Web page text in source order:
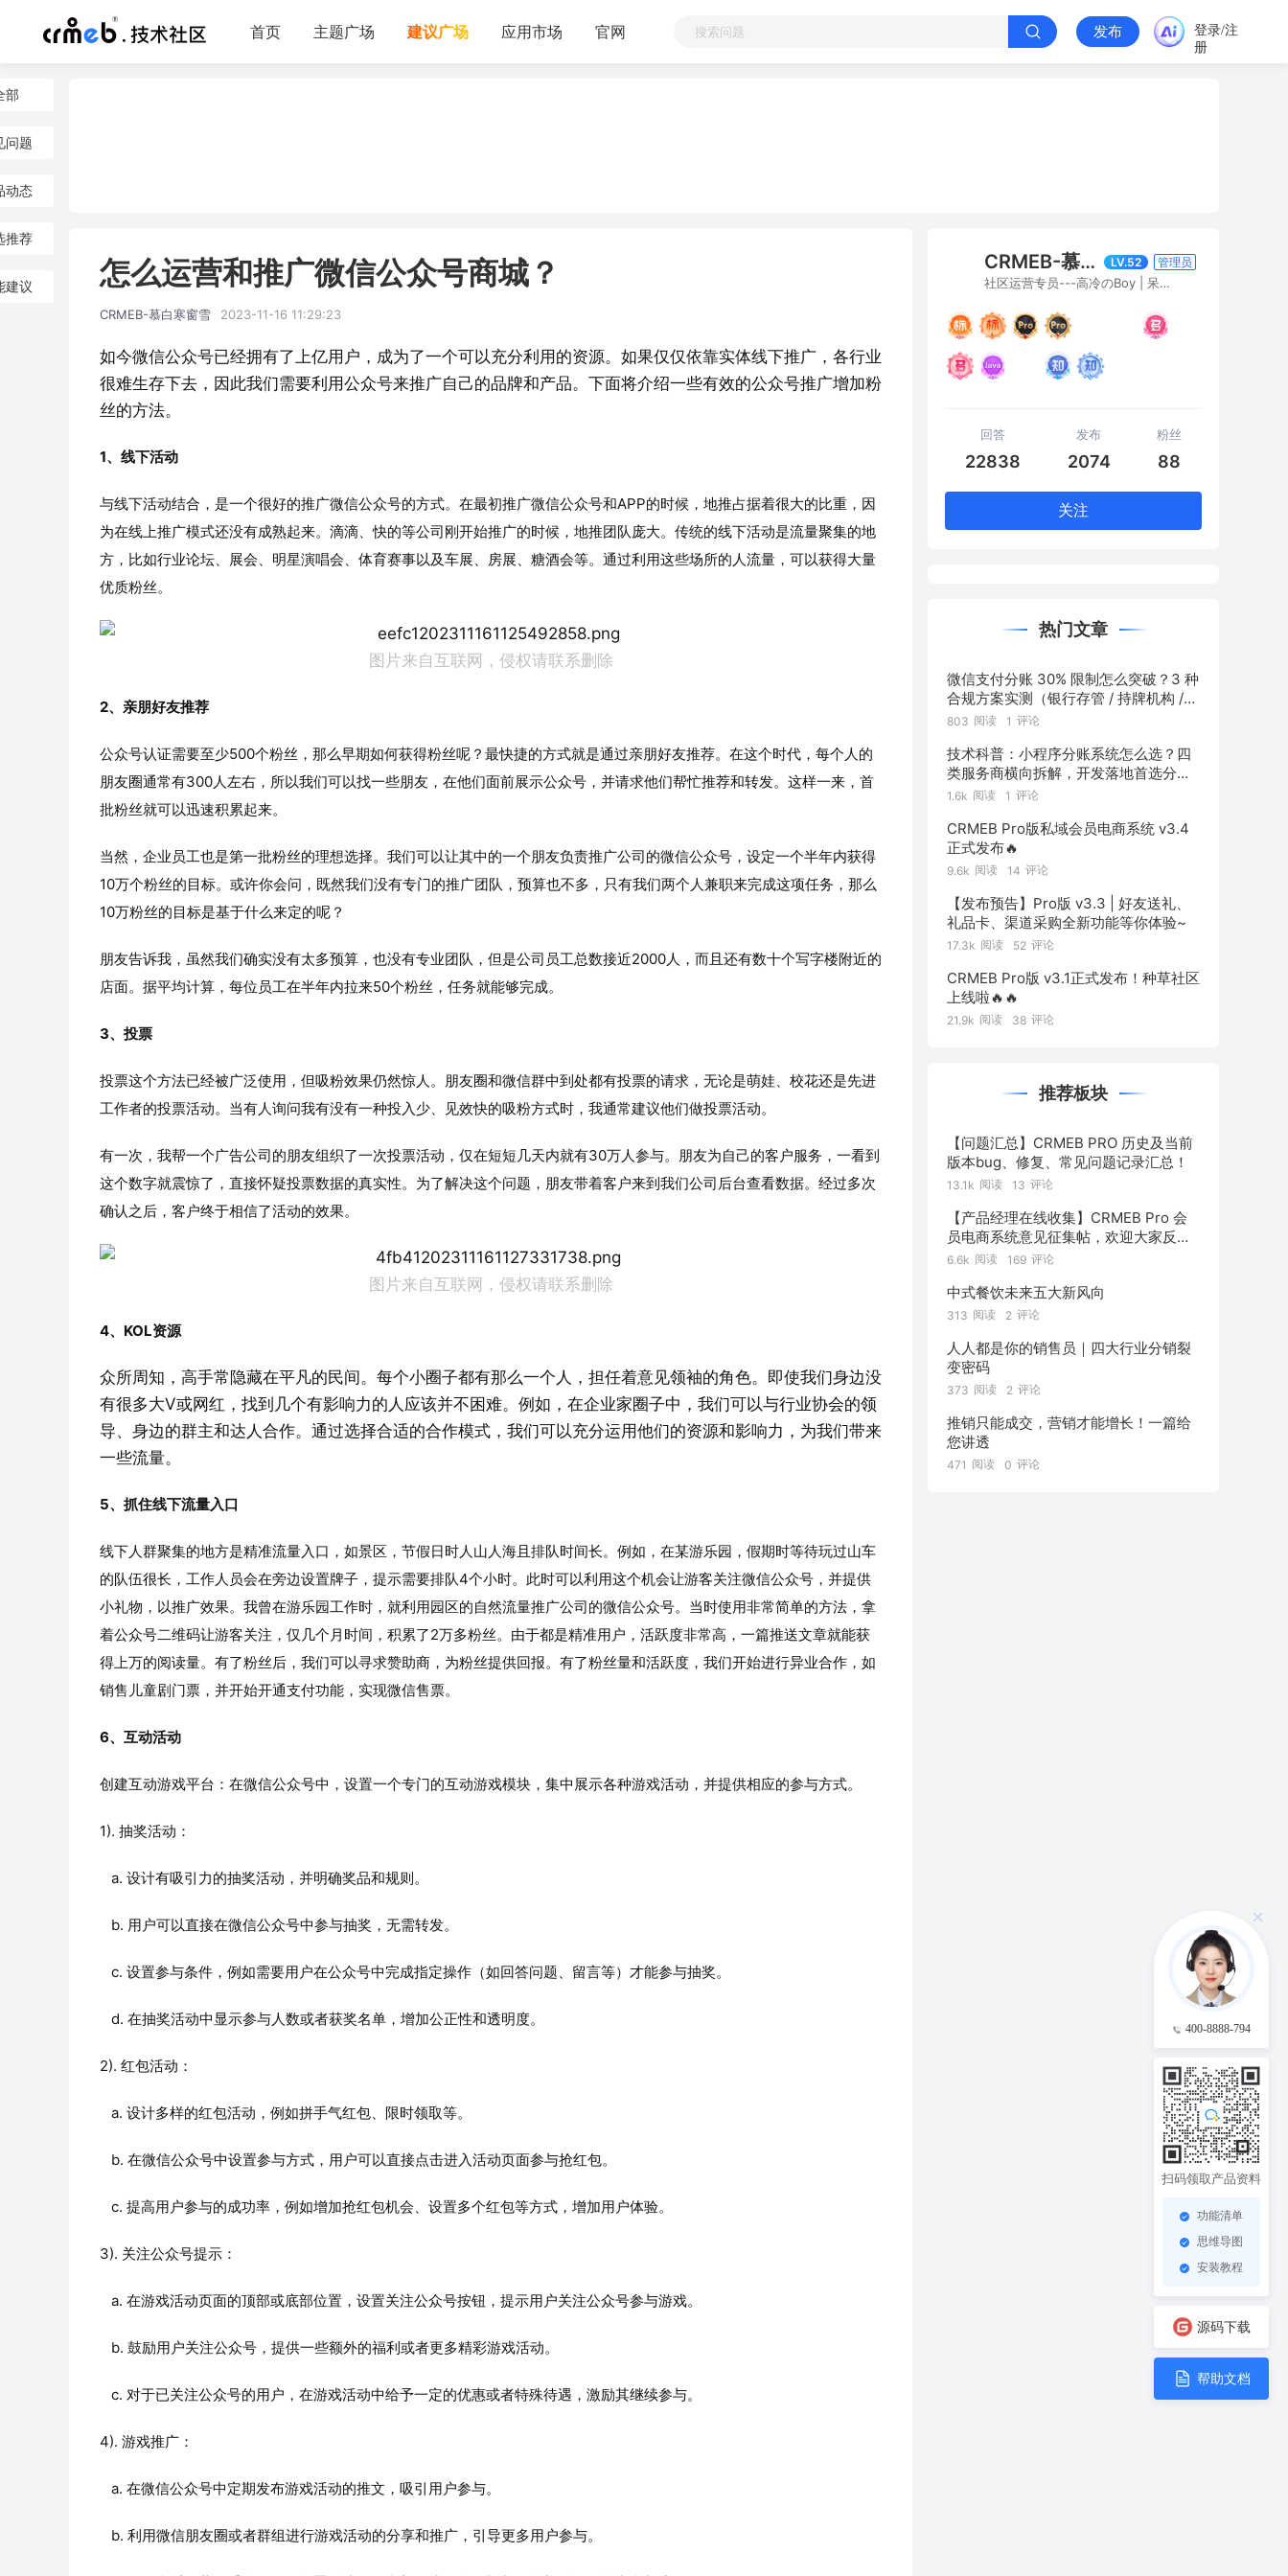
首页 主题广场 建议广场 应用市场 官网 发布
登录/注
册
部
问题
动态
推荐
建议 怎么运营和推广微信公众号商城？
CRMEB-慕白寒窗雪 2023-11-16 11:29:23
如今微信公众号已经拥有了上亿用户，成为了一个可以充分利用的资源。如果仅仅依靠实体线下推广，各行业
很难生存下去，因此我们需要利用公众号来推广自己的品牌和产品。下面将介绍一些有效的公众号推广增加粉
丝的方法。
1、线下活动
与线下活动结合，是一个很好的推广微信公众号的方式。在最初推广微信公众号和APP的时候，地推占据着很大的比重，因
为在线上推广模式还没有成熟起来。滴滴、快的等公司刚开始推广的时候，地推团队庞大。传统的线下活动是流量聚集的地
方，比如行业论坛、展会、明星演唱会、体育赛事以及车展、房展、糖酒会等。通过利用这些场所的人流量，可以获得大量
优质粉丝。
图片来自互联网，侵权请联系删除
2、亲朋好友推荐
公众号认证需要至少500个粉丝，那么早期如何获得粉丝呢？最快捷的方式就是通过亲朋好友推荐。在这个时代，每个人的
朋友圈通常有300人左右，所以我们可以找一些朋友，在他们面前展示公众号，并请求他们帮忙推荐和转发。这样一来，首
批粉丝就可以迅速积累起来。
当然，企业员工也是第一批粉丝的理想选择。我们可以让其中的一个朋友负责推广公司的微信公众号，设定一个半年内获得
10万个粉丝的目标。或许你会问，既然我们没有专门的推广团队，预算也不多，只有我们两个人兼职来完成这项任务，那么
10万粉丝的目标是基于什么来定的呢？
朋友告诉我，虽然我们确实没有太多预算，也没有专业团队，但是公司员工总数接近2000人，而且还有数十个写字楼附近的
店面。据平均计算，每位员工在半年内拉来50个粉丝，任务就能够完成。
3、投票
投票这个方法已经被广泛使用，但吸粉效果仍然惊人。朋友圈和微信群中到处都有投票的请求，无论是萌娃、校花还是先进
工作者的投票活动。当有人询问我有没有一种投入少、见效快的吸粉方式时，我通常建议他们做投票活动。
有一次，我帮一个广告公司的朋友组织了一次投票活动，仅在短短几天内就有30万人参与。朋友为自己的客户服务，一看到
这个数字就震惊了，直接怀疑投票数据的真实性。为了解决这个问题，朋友带着客户来到我们公司后台查看数据。经过多次
确认之后，客户终于相信了活动的效果。
图片来自互联网，侵权请联系删除
4、KOL资源
众所周知，高手常隐藏在平凡的民间。每个小圈子都有那么一个人，担任着意见领袖的角色。即使我们身边没
有很多大V或网红，找到几个有影响力的人应该并不困难。例如，在企业家圈子中，我们可以与行业协会的领
导、身边的群主和达人合作。通过选择合适的合作模式，我们可以充分运用他们的资源和影响力，为我们带来
一些流量。
5、抓住线下流量入口
线下人群聚集的地方是精准流量入口，如景区，节假日时人山人海且排队时间长。例如，在某游乐园，假期时等待玩过山车
的队伍很长，工作人员会在旁边设置牌子，提示需要排队4个小时。此时可以利用这个机会让游客关注微信公众号，并提供
小礼物，以推广效果。我曾在游乐园工作时，就利用园区的自然流量推广公司的微信公众号。当时使用非常简单的方法，拿
着公众号二维码让游客关注，仅几个月时间，积累了2万多粉丝。由于都是精准用户，活跃度非常高，一篇推送文章就能获
得上万的阅读量。有了粉丝后，我们可以寻求赞助商，为粉丝提供回报。有了粉丝量和活跃度，我们开始进行异业合作，如
销售儿童剧门票，并开始开通支付功能，实现微信售票。
6、互动活动
创建互动游戏平台：在微信公众号中，设置一个专门的互动游戏模块，集中展示各种游戏活动，并提供相应的参与方式。
1). 抽奖活动：
a. 设计有吸引力的抽奖活动，并明确奖品和规则。
b. 用户可以直接在微信公众号中参与抽奖，无需转发。
c. 设置参与条件，例如需要用户在公众号中完成指定操作（如回答问题、留言等）才能参与抽奖。
d. 在抽奖活动中显示参与人数或者获奖名单，增加公正性和透明度。
2). 红包活动：
a. 设计多样的红包活动，例如拼手气红包、限时领取等。
b. 在微信公众号中设置参与方式，用户可以直接点击进入活动页面参与抢红包。
c. 提高用户参与的成功率，例如增加抢红包机会、设置多个红包等方式，增加用户体验。
3). 关注公众号提示：
a. 在游戏活动页面的顶部或底部位置，设置关注公众号按钮，提示用户关注公众号参与游戏。
b. 鼓励用户关注公众号，提供一些额外的福利或者更多精彩游戏活动。
c. 对于已关注公众号的用户，在游戏活动中给予一定的优惠或者特殊待遇，激励其继续参与。
4). 游戏推广：
a. 在微信公众号中定期发布游戏活动的推文，吸引用户参与。
b. 利用微信朋友圈或者群组进行游戏活动的分享和推广，引导更多用户参与。
CRMEB-慕白寒窗雪 LV.52 管理员
社区运营专员---高冷のBoy | 呆萌のGirl
回答
22838
发布
2074
粉丝
88
关注
热门文章
微信支付分账 30% 限制怎么突破？3 种
合规方案实测（银行存管 / 持牌机构 /
混合通道对比）
803 阅读 1 评论
技术科普：小程序分账系统怎么选？四
类服务商横向拆解，开发落地首选分账
链
1.6k 阅读 1 评论
CRMEB Pro版私域会员电商系统 v3.4
正式发布🔥
9.6k 阅读 14 评论
【发布预告】Pro版 v3.3 | 好友送礼、
礼品卡、渠道采购全新功能等你体验~
17.3k 阅读 52 评论
CRMEB Pro版 v3.1正式发布！种草社区
上线啦🔥🔥
21.9k 阅读 38 评论
推荐板块
【问题汇总】CRMEB PRO 历史及当前
版本bug、修复、常见问题记录汇总！
13.1k 阅读 13 评论
【产品经理在线收集】CRMEB Pro 会
员电商系统意见征集帖，欢迎大家反
馈！
6.6k 阅读 169 评论
中式餐饮未来五大新风向
313 阅读 2 评论
人人都是你的销售员｜四大行业分销裂
变密码
373 阅读 2 评论
推销只能成交，营销才能增长！一篇给
您讲透
471 阅读 0 评论
400-8888-794
扫码领取产品资料
功能清单
思维导图
安装教程
源码下载
帮助文档